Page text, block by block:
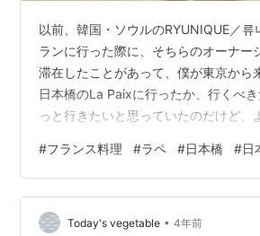
以前、韓国・ソウルのRYUNIQUE／류
ランに行った際に、そちらのオーナー
滞在したことがあって、僕が東京から
日本橋のLa Paixに行ったか、行くべ
っと行きたいと思っていたのだけど、
満載の驚きかつ味も香りも絶品の素晴
された。 いただいたのは、夏限定の
2022 パート２」。パート１は、桃の
ど、今回は、他にも様々な夏のフルー
#フランス料理 #ラペ #日本橋 #日
Today's vegetable • 4年前